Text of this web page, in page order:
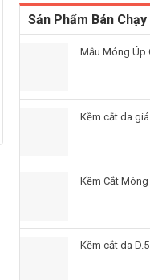
Sản Phẩm Bán Chạy
Mẫu Móng Úp Gel/
Kềm cắt da giá
Kềm Cắt
Kềm cắt da